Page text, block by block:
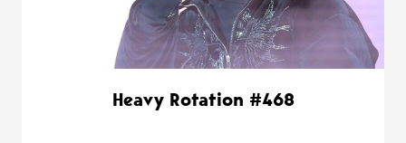
Heavy Rotation #468